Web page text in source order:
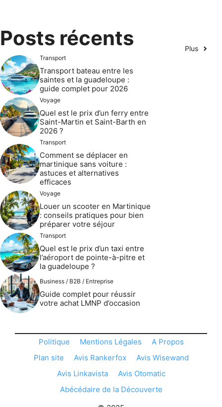
Posts récents Plus
Transport
Transport bateau entre les
saintes et la guadeloupe :
guide complet pour 2026
Voyage
Quel est le prix d’un ferry entre
Saint-Martin et Saint-Barth en
2026 ?
Transport
Comment se déplacer en
martinique sans voiture :
astuces et alternatives
efficaces
Voyage
Louer un scooter en Martinique
: conseils pratiques pour bien
préparer votre séjour
Transport
Quel est le prix d’un taxi entre
l’aéroport de pointe-à-pitre et
la guadeloupe ?
Business / B2B / Entreprise
Guide complet pour réussir
votre achat LMNP d’occasion
Politique Mentions Légales
A Propos
Plan site
Avis Rankerfox
Avis Wisewand
Avis Linkavista
Avis Otomatic
Abécédaire de la Découverte